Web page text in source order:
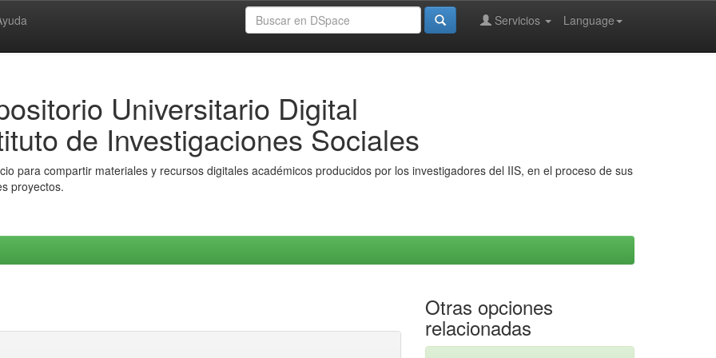
Language
Servicios
Universitario Digital
de Investigaciones Sociales
para compartir materiales y recursos digitales académicos producidos por los investigadores del IIS, en el proceso de sus
proyectos.
Otras opciones
relacionadas